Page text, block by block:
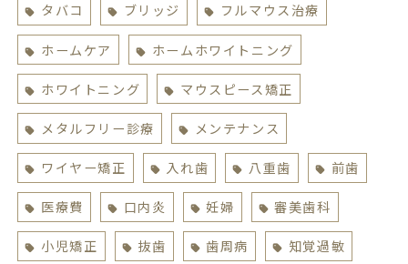
タバコ ブリッジ フルマウス治療
ホームケア ホームホワイトニング
ホワイトニング マウスピース矯正
メタルフリー診療 メンテナンス
ワイヤー矯正 入れ歯 八重歯 前歯
医療費 口内炎 妊婦 審美歯科
小児矯正 抜歯 歯周病 知覚過敏